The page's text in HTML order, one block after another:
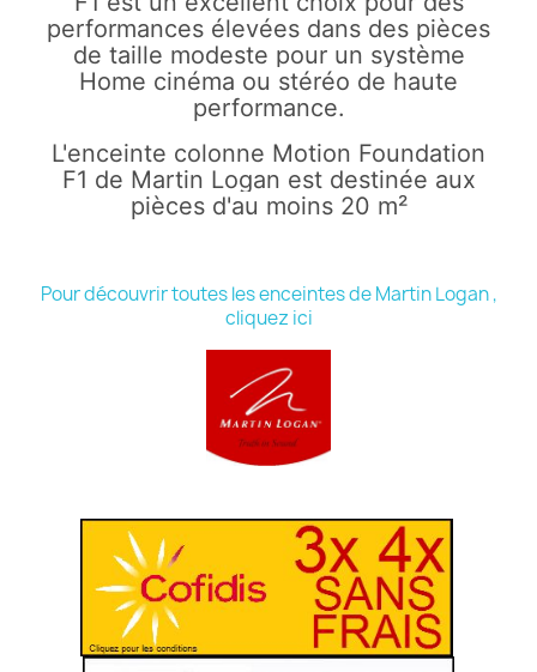
performances élevées dans des pièces
de taille modeste pour un système
Home cinéma ou stéréo de haute
performance.
L'enceinte colonne Motion Foundation
F1 de Martin Logan est destinée aux
pièces d'au moins 20 m²
Pour découvrir toutes les enceintes de Martin Logan ,
cliquez ici